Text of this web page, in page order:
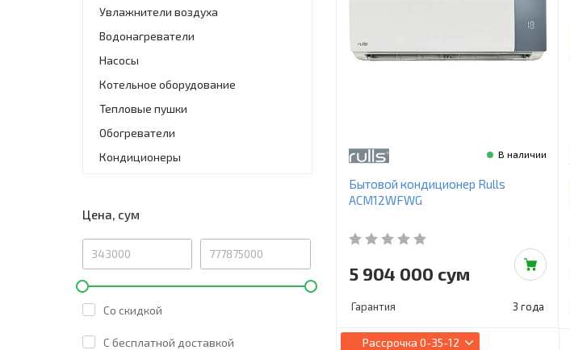
Увлажнители воздуха
Водонагреватели
Насосы
Котельное оборудование
Тепловые пушки
Обогреватели
Кондиционеры
Цена, сум
Со скидкой
C бесплатной доставкой
В наличии
Бытовой кондиционер Rulls
ACM12WFWG
5 904 000 сум
Гарантия 3 года
Рассрочка 0-35-12